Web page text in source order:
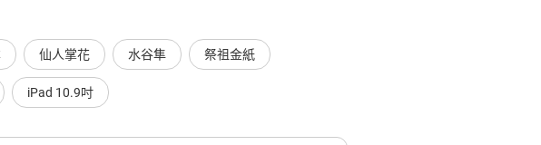
仙人掌花 水谷隼 祭祖金紙
iPad 10.9吋